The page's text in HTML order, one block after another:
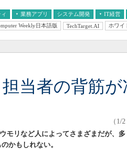
業務アプリ システム開発 IT経営
経営とIT 医療IT
Weekly日本語版 TechTarget.AI ホワイ
担当者の背筋が
（1/
モリなど人によってさまざまだが、
かもしれない。